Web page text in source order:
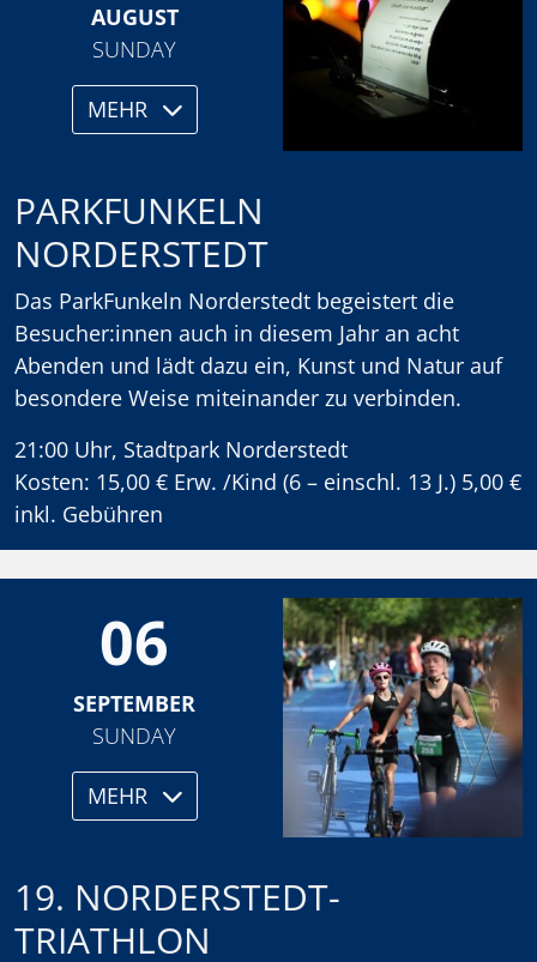
AUGUST
SUNDAY
MEHR
PARKFUNKELN
NORDERSTEDT
Das ParkFunkeln Norderstedt begeistert die
Besucher:innen auch in diesem Jahr an acht
Abenden und lädt dazu ein, Kunst und Natur auf
besondere Weise miteinander zu verbinden.
21:00 Uhr, Stadtpark Norderstedt
Kosten: 15,00 € Erw. /Kind (6 – einschl. 13 J.) 5,00 €
inkl. Gebühren
06
SEPTEMBER
SUNDAY
MEHR
19. NORDERSTEDT-
TRIATHLON